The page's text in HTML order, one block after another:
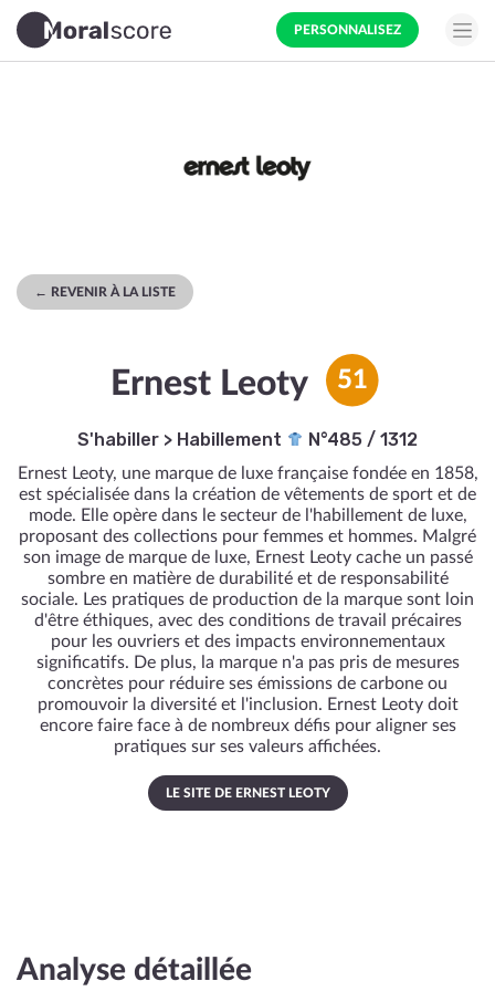
PERSONNALISEZ
← REVENIR À LA LISTE
Ernest Leoty 51
S'habiller > Habillement N°485 / 1312
Ernest Leoty, une marque de luxe française fondée en 1858,
est spécialisée dans la création de vêtements de sport et de
mode. Elle opère dans le secteur de l'habillement de luxe,
proposant des collections pour femmes et hommes. Malgré
son image de marque de luxe, Ernest Leoty cache un passé
sombre en matière de durabilité et de responsabilité
sociale. Les pratiques de production de la marque sont loin
d'être éthiques, avec des conditions de travail précaires
pour les ouvriers et des impacts environnementaux
significatifs. De plus, la marque n'a pas pris de mesures
concrètes pour réduire ses émissions de carbone ou
promouvoir la diversité et l'inclusion. Ernest Leoty doit
encore faire face à de nombreux défis pour aligner ses
pratiques sur ses valeurs affichées.
LE SITE DE ERNEST LEOTY
Analyse détaillée